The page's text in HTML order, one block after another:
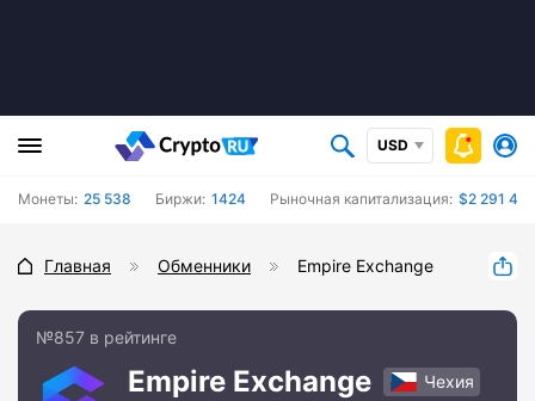
USD
Монеты: 25 538 Биржи: 1424 Рыночная капитализация: $2 291
Главная Обменники Empire Exchange
№857 в рейтинге
Empire Exchange
Чехия